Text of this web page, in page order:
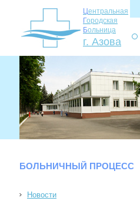
Центральная
Городская
Больница
г. Азова
БОЛЬНИЧНЫЙ ПРОЦЕСС
Новости